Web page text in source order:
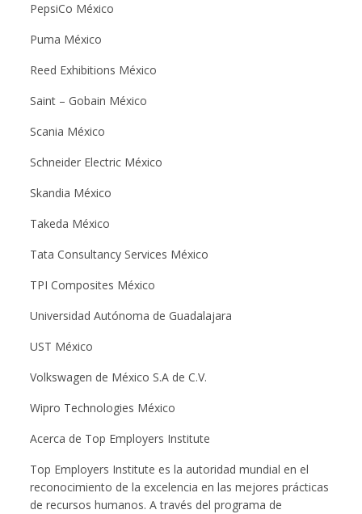
PepsiCo México
Puma México
Reed Exhibitions México
Saint – Gobain México
Scania México
Schneider Electric México
Skandia México
Takeda México
Tata Consultancy Services México
TPI Composites México
Universidad Autónoma de Guadalajara
UST México
Volkswagen de México S.A de C.V.
Wipro Technologies México
Acerca de Top Employers Institute
Top Employers Institute es la autoridad mundial en el
reconocimiento de la excelencia en las mejores prácticas
de recursos humanos. A través del programa de